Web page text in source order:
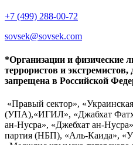
+7 (499) 288-00-72
sovsek@sovsek.com
*Организации и физические
террористов и экстремистов,
запрещена в Российской
«Правый сектор»,
(УПА),«ИГИЛ», «Джабхат
ан-Нусра», «Джебхат ан-
партия (НБП), «Аль-Каида»,